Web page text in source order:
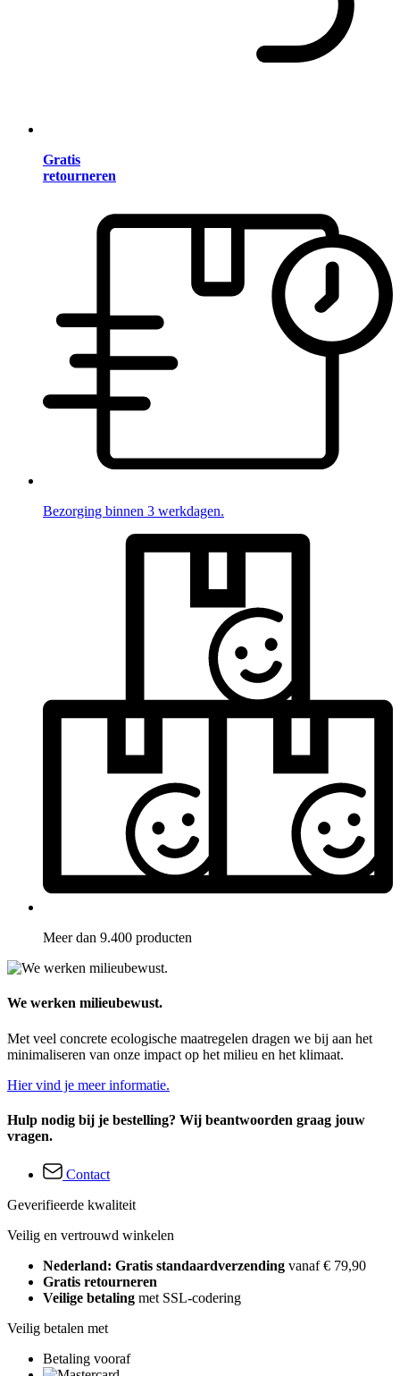
Gratis
retourneren
Bezorging binnen 3 werkdagen.
Meer dan 9.400 producten
We werken milieubewust.
Met veel concrete ecologische maatregelen dragen we bij aan het
minimaliseren van onze impact op het milieu en het klimaat.
Hier vind je meer informatie.
Hulp nodig bij je bestelling? Wij beantwoorden graag jouw
vragen.
Contact
Geverifieerde kwaliteit
Veilig en vertrouwd winkelen
Nederland: Gratis standaardverzending vanaf € 79,90
Gratis retourneren
Veilige betaling met SSL-codering
Veilig betalen met
Betaling vooraf